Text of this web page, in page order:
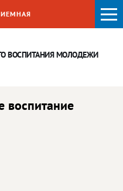
ВОСПИТАНИЯМОЛОДЕЖИ
воспитание